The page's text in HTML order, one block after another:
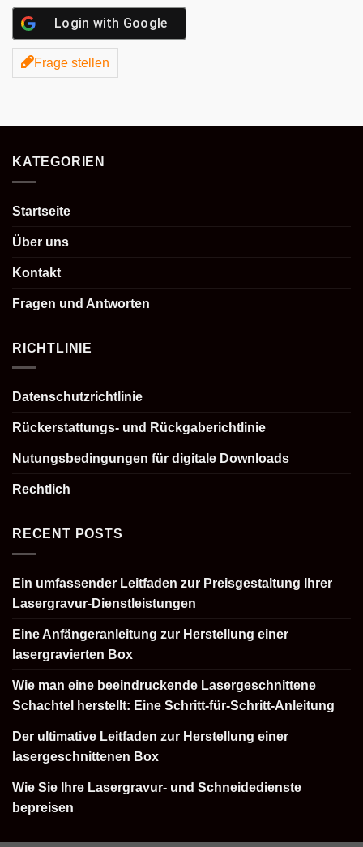
Login with Google
Frage stellen
KATEGORIEN
Startseite
Über uns
Kontakt
Fragen und Antworten
RICHTLINIE
Datenschutzrichtlinie
Rückerstattungs- und Rückgaberichtlinie
Nutungsbedingungen für digitale Downloads
Rechtlich
RECENT POSTS
Ein umfassender Leitfaden zur Preisgestaltung Ihrer
Lasergravur-Dienstleistungen
Eine Anfängeranleitung zur Herstellung einer
lasergravierten Box
Wie man eine beeindruckende Lasergeschnittene
Schachtel herstellt: Eine Schritt-für-Schritt-Anleitung
Der ultimative Leitfaden zur Herstellung einer
lasergeschnittenen Box
Wie Sie Ihre Lasergravur- und Schneidedienste
bepreisen